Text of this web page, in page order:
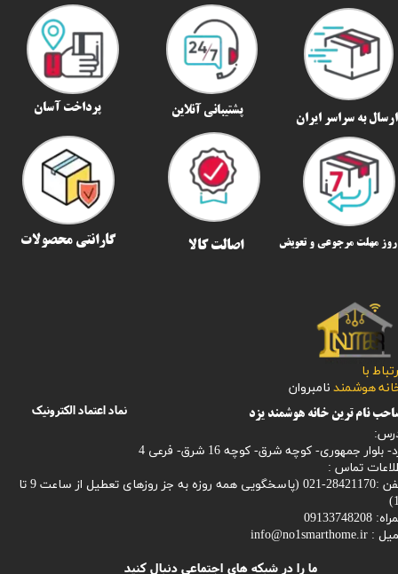
با
هوشمند نامبروان
بلوار جمهوری- کوچه شرق- کوچه 16 شرق- فرعی 4
تماس :
021 (
پاسخگویی همه روزه به جز روزهای تعطیل از ساعت 9 تا
09133748208
:
info@no1smarthome.ir
ما را در شبکه های اجتماعی دنبال کنید
نماد اعتماد الکترونیک
ارسال به سراسر ایران​​​​​​​
پشتیبانی آنلاین پرداخت آسان
اصالت کالا گارانتی محصولات
نام ترین خانه هوشمند یزد